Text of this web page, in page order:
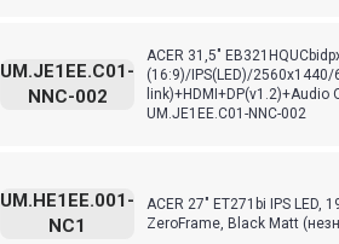
ACER 31,5"
(16:9)/IPS(LED)/
UM.JE1EE.C01-NNC-002
UM.JE1EE.C01-
NNC-002
ACER 27" ET271bi IPS LED,
ZeroFrame, Black Matt
UM.HE1EE.001-
NC1